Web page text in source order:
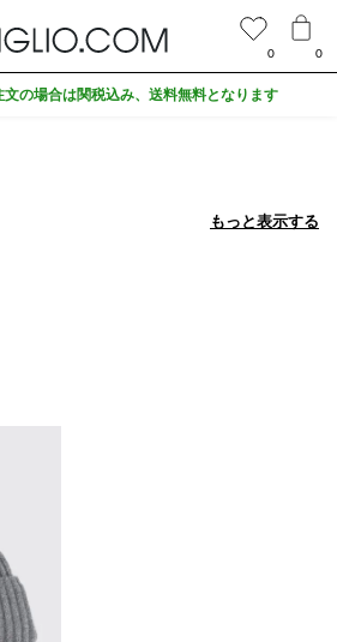
もっと表示する
もっと表示する
0 0
文の場合は関税込み、送料無料となります